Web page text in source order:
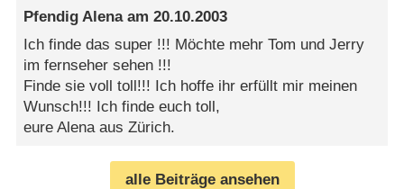
Pfendig Alenaam20.10.2003
Ich finde das super !!! Möchte mehr Tom und Jerry
im fernseher sehen !!!
Finde sie voll toll!!! Ich hoffe ihr erfüllt mir meinen
Wunsch!!! Ich finde euch toll,
eure Alena aus Zürich.
alle Beiträge ansehen